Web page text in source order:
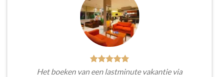
Het boeken van een lastminute vakantie via